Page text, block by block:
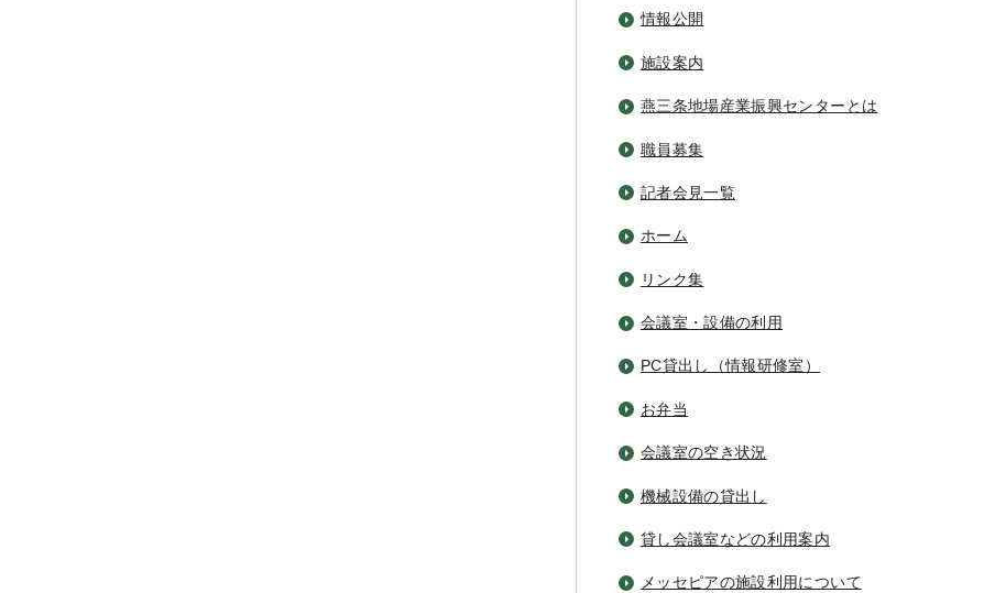
情報公開
施設案内
燕三条地場産業振興センターとは
職員募集
記者会見一覧
ホーム
リンク集
会議室・設備の利用
PC貸出し（情報研修室）
お弁当
会議室の空き状況
機械設備の貸出し
貸し会議室などの利用案内
メッセピアの施設利用について